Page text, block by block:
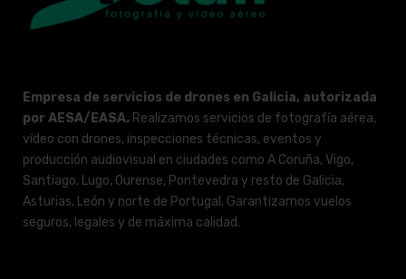
Empresa de servicios de drones en Galicia, autorizada
por AESA/EASA. Realizamos servicios de fotografía aérea,
vídeo con drones, inspecciones técnicas, eventos y
producción audiovisual en ciudades como A Coruña, Vigo,
Santiago, Lugo, Ourense, Pontevedra y resto de Galicia,
Asturias, León y norte de Portugal. Garantizamos vuelos
seguros, legales y de máxima calidad.